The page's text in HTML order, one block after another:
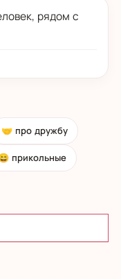
рядом с
🤝 про дружбу
прикольные